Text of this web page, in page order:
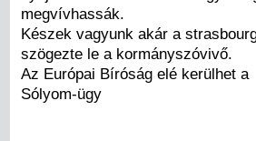
megvívhassák.
Készek vagyunk akár a
szögezte le a kormányszóvivő.
Az Európai Bíróság elé kerülhet a
Sólyom-ügy